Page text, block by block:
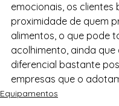
emocionais, os clientes
proximidade de quem
alimentos, o que pode
acolhimento, ainda que
diferencial bastante
empresas que o
Equipamentos